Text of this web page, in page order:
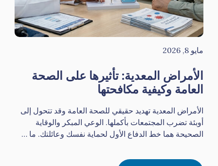
مايو 8, 2026
الأمراض المعدية: تأثيرها على الصحة
العامة وكيفية مكافحتها
الأمراض المعدية تهديد حقيقي للصحة العامة وقد تتحول إلى
أوبئة تضرب المجتمعات بأكملها. الوعي المبكر والوقاية
الصحيحة هما خط الدفاع الأول لحماية نفسك وعائلتك. ما …